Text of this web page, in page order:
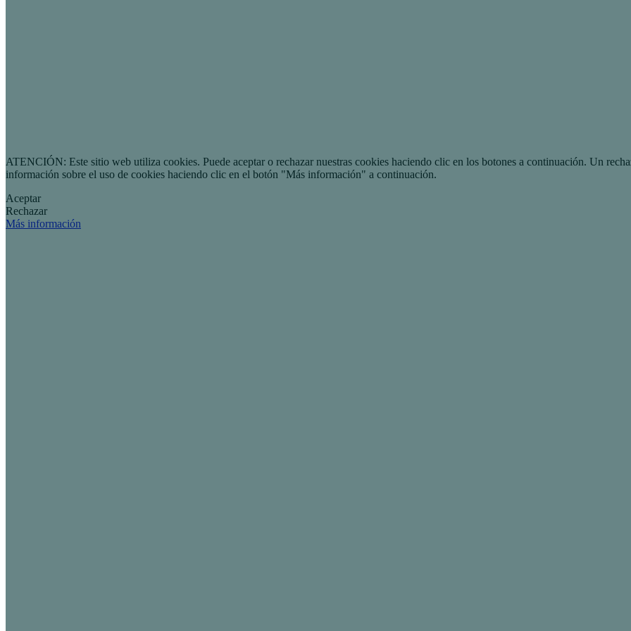
ATENCIÓN: Este sitio web utiliza cookies. Puede aceptar o rechazar nuestras cookies haciendo clic en los botones a continuación. Un
información sobre el uso de cookies haciendo clic en el botón "Más información" a continuación.
Aceptar
Rechazar
Más información